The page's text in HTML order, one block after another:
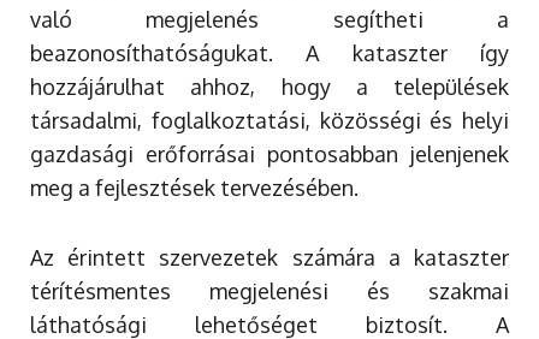
való megjelenés segítheti a
beazonosíthatóságukat. A kataszter így
hozzájárulhat ahhoz, hogy a települések
társadalmi, foglalkoztatási, közösségi és helyi
gazdasági erőforrásai pontosabban jelenjenek
meg a fejlesztések tervezésében.
Az érintett szervezetek számára a kataszter
térítésmentes megjelenési és szakmai
láthatósági lehetőséget biztosít. A